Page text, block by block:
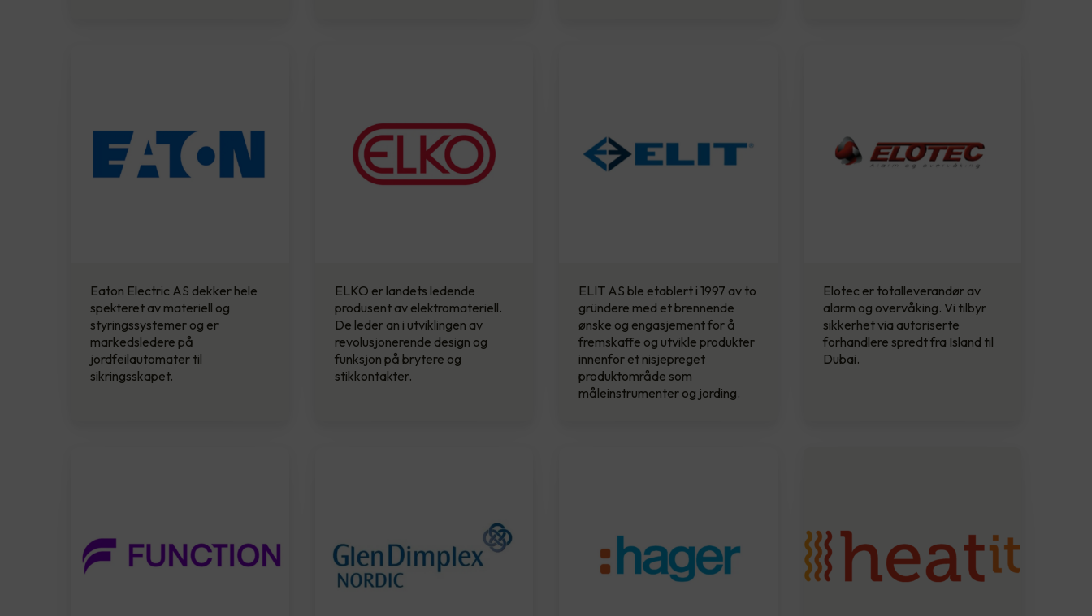
Eaton Electric AS dekker hele
spekteret av materiell og
styringssystemer og er
markedsledere på
jordfeilautomater til
sikringsskapet.
ELKO er landets ledende
produsent av elektromateriell.
De leder an i utviklingen av
revolusjonerende design og
funksjon på brytere og
stikkontakter.
ELIT AS ble etablert i 1997 av to
gründere med et brennende
ønske og engasjement for å
fremskaffe og utvikle produkter
innenfor et nisjepreget
produktområde som
måleinstrumenter og jording.
Elotec er totalleverandør av
alarm og overvåking. Vi tilbyr
sikkerhet via autoriserte
forhandlere spredt fra Island til
Dubai.